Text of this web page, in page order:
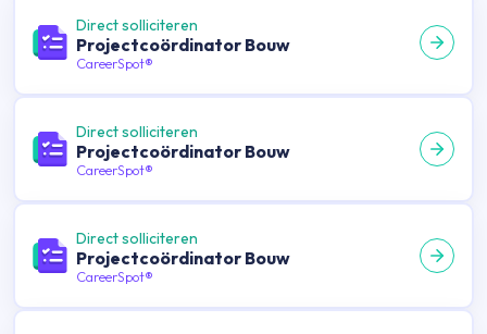
Direct solliciteren
Projectcoördinator Bouw
CareerSpot®
Direct solliciteren
Projectcoördinator Bouw
CareerSpot®
Direct solliciteren
Projectcoördinator Bouw
CareerSpot®